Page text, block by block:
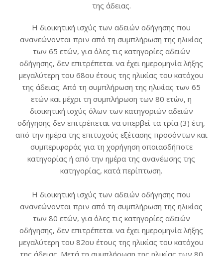
της άδειας.
Η διοικητική ισχύς των αδειών οδήγησης που
ανανεώνονται πριν από τη συμπλήρωση της ηλικίας
των 65 ετών, για όλες τις κατηγορίες αδειών
οδήγησης, δεν επιτρέπεται να έχει ημερομηνία λήξης
μεγαλύτερη του 68ου έτους της ηλικίας του κατόχου
της άδειας. Από τη συμπλήρωση της ηλικίας των 65
ετών και μέχρι τη συμπλήρωση των 80 ετών, η
διοικητική ισχύς όλων των κατηγοριών αδειών
οδήγησης δεν επιτρέπεται να υπερβεί τα τρία (3) έτη,
από την ημέρα της επιτυχούς εξέτασης προσόντων και
συμπεριφοράς για τη χορήγηση οποιασδήποτε
κατηγορίας ή από την ημέρα της ανανέωσης της
κατηγορίας, κατά περίπτωση.
Η διοικητική ισχύς των αδειών οδήγησης που
ανανεώνονται πριν από τη συμπλήρωση της ηλικίας
των 80 ετών, για όλες τις κατηγορίες αδειών
οδήγησης, δεν επιτρέπεται να έχει ημερομηνία λήξης
μεγαλύτερη του 82ου έτους της ηλικίας του κατόχου